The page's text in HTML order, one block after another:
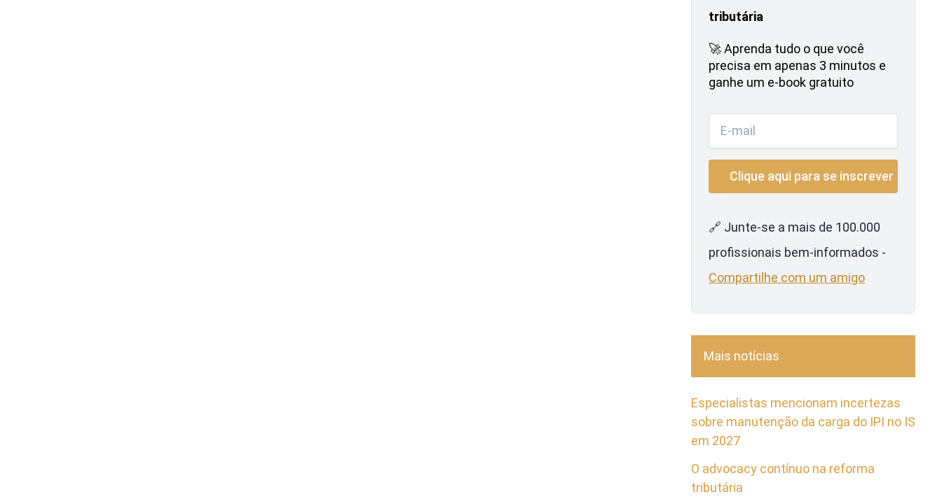
tributária
🚀 Aprenda tudo o que você
precisa em apenas 3 minutos e
ganhe um e-book gratuito
🔗 Junte-se a mais de 100.000
profissionais bem-informados -
Compartilhe com um amigo
Mais notícias
Especialistas mencionam incertezas
sobre manutenção da carga do IPI no IS
em 2027
O advocacy contínuo na reforma
tributária